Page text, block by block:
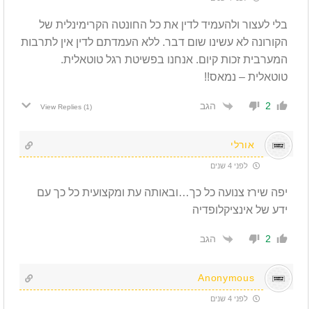
בלי לעצור ולהעמיד לדין את כל החונטה הקרימינלית של
הקורונה לא עשינו שום דבר. ללא העמדתם לדין אין לתרבות
המערבית זכות קיום. אנחנו בפשיטת רגל טוטאלית.
טוטאלית – נמאס!!
2 הגב View Replies (1)
אורלי
לפני 4 שנים
יפה שירז צנועה כל כך…ובאותה עת ומקצועית כל כך עם
ידע של אינציקלופדיה
2 הגב
Anonymous
לפני 4 שנים